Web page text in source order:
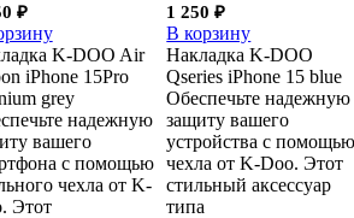
₽
K-DOO Air
iPhone 15Pro
grey
надежную
вашего
с помощью
чехла от K-
Этот
1 250₽
В корзину
Накладка K-DOO
Qseries iPhone 15 blue
Обеспечьте надежную
защиту вашего
устройства с помощью
чехла от K-Doo. Этот
стильный аксессуар
типа